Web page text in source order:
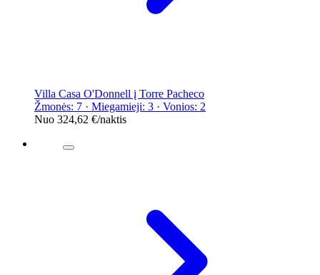
Villa Casa O'Donnell į Torre Pacheco
Žmonės: 7 · Miegamieji: 3 · Vonios: 2
Nuo 324,62 €/naktis